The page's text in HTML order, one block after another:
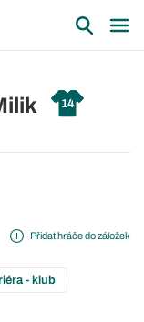
14
Přidat hráče do záložek
- klub